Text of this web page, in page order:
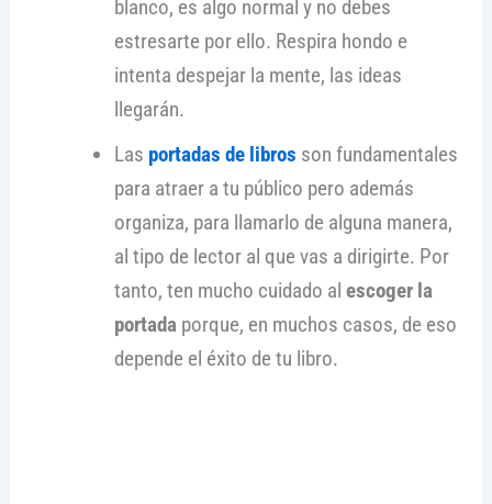
blanco, es algo normal y no debes
estresarte por ello. Respira hondo e
intenta despejar la mente, las ideas
llegarán.
Las portadas de libros son fundamentales
para atraer a tu público pero además
organiza, para llamarlo de alguna manera,
al tipo de lector al que vas a dirigirte. Por
tanto, ten mucho cuidado al escoger la
portadaporque, en muchos casos, de eso
depende el éxito de tu libro.